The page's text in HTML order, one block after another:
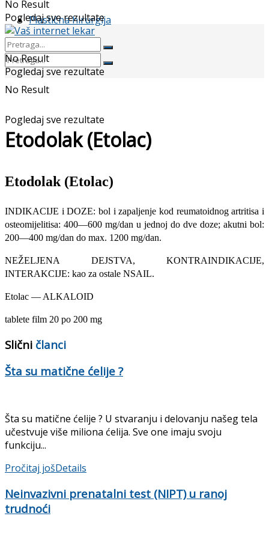
Plastična hirurgija
No Result
Pogledaj sve rezultate
No Result
Pogledaj sve rezultate
No Result
Pogledaj sve rezultate
Etodolak (Etolac)
Etodolak (Etolac)
INDIKACIJE i DOZE: bol i zapaljenje kod reumatoidnog artritisa i
osteomijelitisa: 400—600 mg/dan u jednoj do dve doze; akutni bol:
200—400 mg/dan do max. 1200 mg/dan.
NEŽELJENA DEJSTVA, KONTRAINDIKACIJE,
INTERAKCIJE: kao za ostale NSAIL.
Etolac — ALKALOID
tablete film 20 po 200 mg
Slični članci
Šta su matične ćelije ?
Šta su matične ćelije ? U stvaranju i delovanju našeg tela
učestvuje više miliona ćelija. Sve one imaju svoju
funkciju...
Pročitaj jošDetails
Neinvazivni prenatalni test (NIPT) u ranoj
trudnoći